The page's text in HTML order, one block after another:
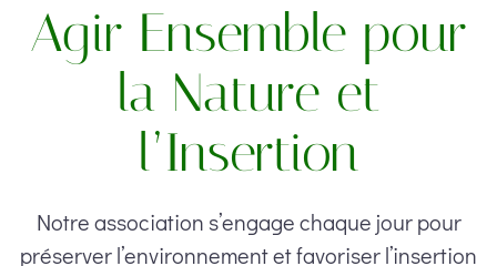
Agir Ensemble pour
la Nature et
l’Insertion
Notre association s’engage chaque jour pour
préserver l’environnement et favoriser l’insertion